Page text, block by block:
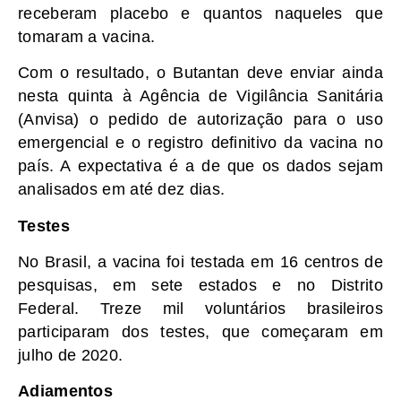
receberam placebo e quantos naqueles que
tomaram a vacina.
Com o resultado, o Butantan deve enviar ainda
nesta quinta à Agência de Vigilância Sanitária
(Anvisa) o pedido de autorização para o uso
emergencial e o registro definitivo da vacina no
país. A expectativa é a de que os dados sejam
analisados em até dez dias.
Testes
No Brasil, a vacina foi testada em 16 centros de
pesquisas, em sete estados e no Distrito
Federal. Treze mil voluntários brasileiros
participaram dos testes, que começaram em
julho de 2020.
Adiamentos